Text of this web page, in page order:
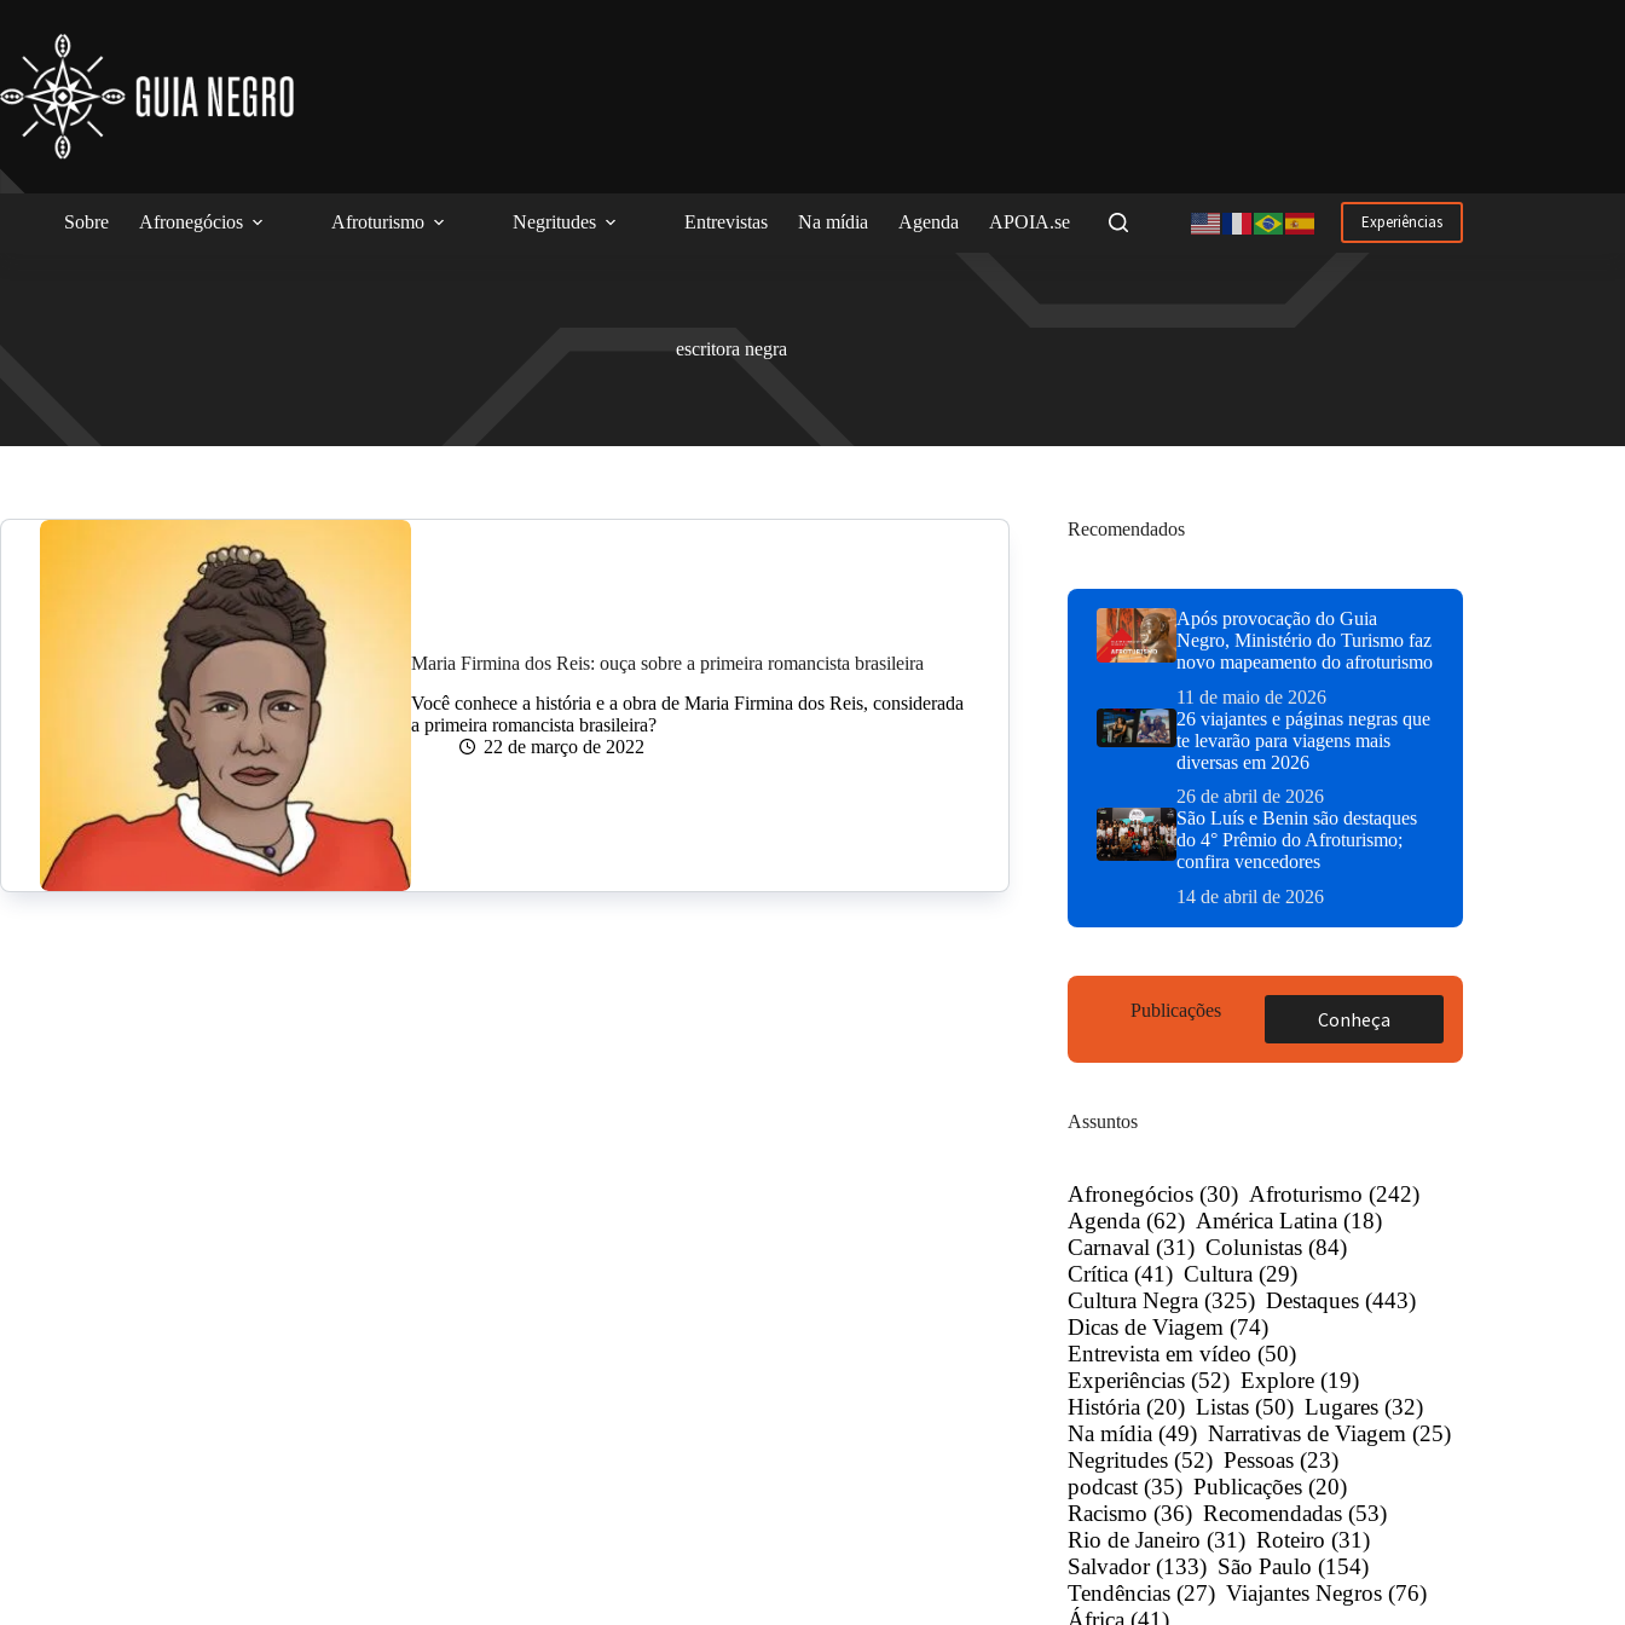
conteúdo
Sobre Afronegócios Afroturismo Negritudes Entrevistas Na mídia Agenda APOIA.se Experiências
escritora negra
Maria Firmina dos Reis: ouça sobre a primeira romancista brasileira
Você conhece a história e a obra de Maria Firmina dos Reis, considerada
a primeira romancista brasileira?
22 de março de 2022
Recomendados
Após provocação do Guia
Negro, Ministério do Turismo faz
novo mapeamento do afroturismo
11 de maio de 2026
26 viajantes e páginas negras que
te levarão para viagens mais
diversas em 2026
26 de abril de 2026
São Luís e Benin são destaques
do 4° Prêmio do Afroturismo;
confira vencedores
14 de abril de 2026
Publicações Conheça
Assuntos
Afronegócios (30) Afroturismo (242)
Agenda (62) América Latina (18)
Carnaval (31) Colunistas (84)
Crítica (41) Cultura (29)
Cultura Negra (325) Destaques (443)
Dicas de Viagem (74)
Entrevista em vídeo (50)
Experiências (52) Explore (19)
História (20) Listas (50) Lugares (32)
Na mídia (49) Narrativas de Viagem (25)
Negritudes (52) Pessoas (23)
podcast (35) Publicações (20)
Racismo (36) Recomendadas (53)
Rio de Janeiro (31) Roteiro (31)
Salvador (133) São Paulo (154)
Tendências (27) Viajantes Negros (76)
África (41)